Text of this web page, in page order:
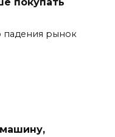
падения рынок